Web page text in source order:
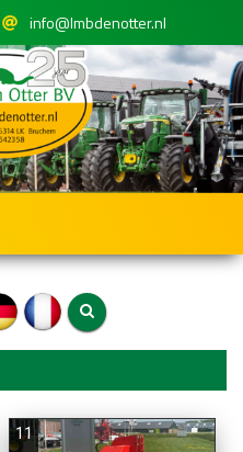
info@lmbdenotter.nl
11